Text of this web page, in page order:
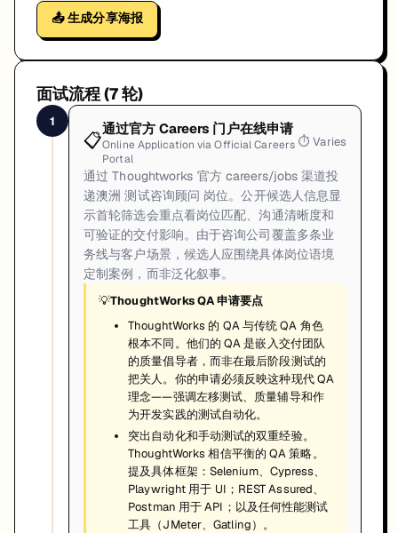
📤 生成分享海报
面试流程 (7轮)
1
📋
通过官方 Careers 门户在线申请
Online Application via Official Careers
Portal
⏱Varies
通过 Thoughtworks 官方 careers/jobs 渠道投
递澳洲 测试咨询顾问 岗位。公开候选人信息显
示首轮筛选会重点看岗位匹配、沟通清晰度和
可验证的交付影响。由于咨询公司覆盖多条业
务线与客户场景，候选人应围绕具体岗位语境
定制案例，而非泛化叙事。
💡ThoughtWorks QA 申请要点
ThoughtWorks 的 QA 与传统 QA 角色
根本不同。他们的 QA 是嵌入交付团队
的质量倡导者，而非在最后阶段测试的
把关人。你的申请必须反映这种现代 QA
理念——强调左移测试、质量辅导和作
为开发实践的测试自动化。
突出自动化和手动测试的双重经验。
ThoughtWorks 相信平衡的 QA 策略。
提及具体框架：Selenium、Cypress、
Playwright 用于 UI；REST Assured、
Postman 用于 API；以及任何性能测试
工具（JMeter、Gatling）。